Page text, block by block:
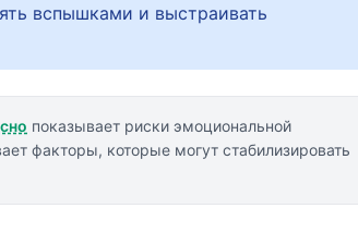
вспышками и выстраивать
показывает риски эмоциональной
факторы, которые могут стабилизировать